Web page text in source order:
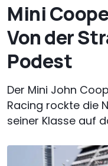
Mini
Von der
Podest
Der Mini John
Racing rockte die
seiner Klasse auf